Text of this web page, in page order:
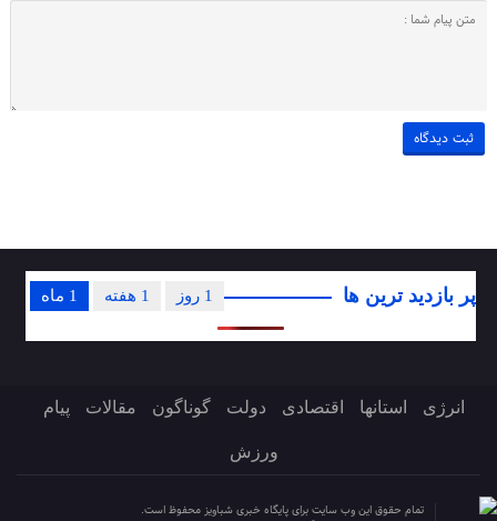
پر بازدید ترین ها 1 ماه 1 هفته 1 روز
انرژی استانها اقتصادی دولت گوناگون مقالات پیام
ورزش
تمام حقوق این وب سایت برای پایگاه خبری شباویز محفوظ است.